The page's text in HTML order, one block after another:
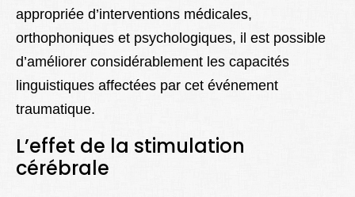
appropriée d’interventions médicales,
orthophoniques et psychologiques, il est possible
d’améliorer considérablement les capacités
linguistiques affectées par cet événement
traumatique.
L’effet de la stimulation
cérébrale